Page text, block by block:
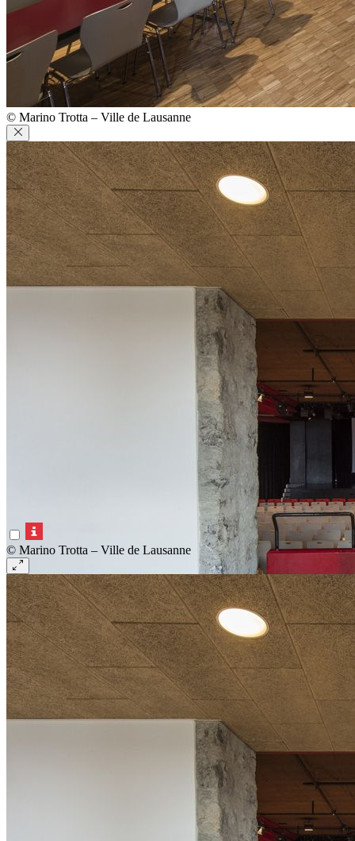
© Marino Trotta – Ville de Lausanne
© Marino Trotta – Ville de Lausanne